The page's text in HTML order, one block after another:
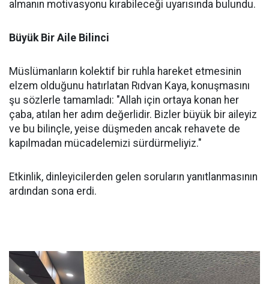
almanın motivasyonu kırabileceği uyarısında bulundu.
Büyük Bir Aile Bilinci
Müslümanların kolektif bir ruhla hareket etmesinin
elzem olduğunu hatırlatan Rıdvan Kaya, konuşmasını
şu sözlerle tamamladı: "Allah için ortaya konan her
çaba, atılan her adım değerlidir. Bizler büyük bir aileyiz
ve bu bilinçle, yeise düşmeden ancak rehavete de
kapılmadan mücadelemizi sürdürmeliyiz."
Etkinlik, dinleyicilerden gelen soruların yanıtlanmasının
ardından sona erdi.